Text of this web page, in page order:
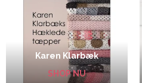
Karen Klarbæk
SHOP NU